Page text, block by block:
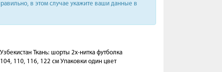
в этом случае укажите ваши данные в
Ткань: шорты 2х-нитка футболка
110, 116, 122 см Упаковки один цвет